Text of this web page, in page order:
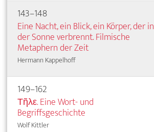
143–148
Eine Nacht, ein Blick, ein Körper, der in
der Sonne verbrennt. Filmische
Metaphern der Zeit
Hermann Kappelhoff
149–162
Τῆλε. Eine Wort- und
Begriffsgeschichte
Wolf Kittler